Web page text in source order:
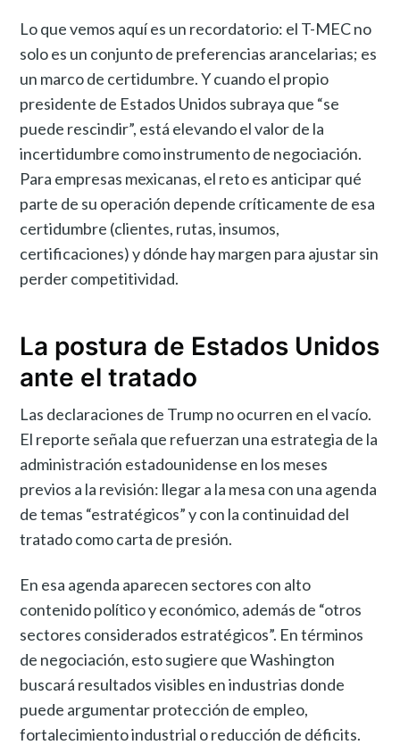
Lo que vemos aquí es un recordatorio: el T-MEC no
solo es un conjunto de preferencias arancelarias; es
un marco de certidumbre. Y cuando el propio
presidente de Estados Unidos subraya que “se
puede rescindir”, está elevando el valor de la
incertidumbre como instrumento de negociación.
Para empresas mexicanas, el reto es anticipar qué
parte de su operación depende críticamente de esa
certidumbre (clientes, rutas, insumos,
certificaciones) y dónde hay margen para ajustar sin
perder competitividad.
La postura de Estados Unidos
ante el tratado
Las declaraciones de Trump no ocurren en el vacío.
El reporte señala que refuerzan una estrategia de la
administración estadounidense en los meses
previos a la revisión: llegar a la mesa con una agenda
de temas “estratégicos” y con la continuidad del
tratado como carta de presión.
En esa agenda aparecen sectores con alto
contenido político y económico, además de “otros
sectores considerados estratégicos”. En términos
de negociación, esto sugiere que Washington
buscará resultados visibles en industrias donde
puede argumentar protección de empleo,
fortalecimiento industrial o reducción de déficits.